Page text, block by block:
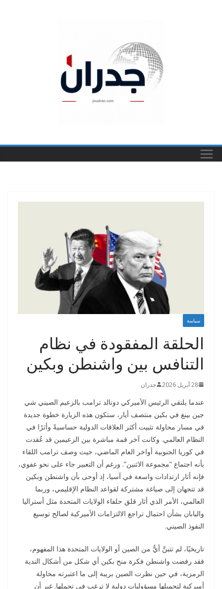
سياسة
الحلقة المفقودة في نظام
التنافس بين واشنطن وبكين
28 أبريل 2026 جدران
عندما يلتقي الرئيس الأميركي دونالد ترامب بالزعيم الصيني شي
جين بينغ في بكين منتصف أيار، ستكون هذه الزيارة خطوة جديدة
في مسار محاولة تثبيت أكثر العلاقات الدولية حساسيةً وأثرًا في
النظام العالمي. وكانت آخر قمة مباشرة بين الزعيمين قد عُقدت
في كوريا الجنوبية أواخر العام الماضي، حيث وصف ترامب اللقاء
بأنه اجتماع “مجموعة الاثنين”. ورغم أن التعبير جاء على نحو عفوي،
فإنه أثار ارتدادات واسعة في آسيا، إذ أوحى بأن واشنطن وبكين
قد تتجهان إلى صياغة مشتركة لقواعد النظام الإقليمي، وربما
العالمي، الأمر الذي أثار قلق حلفاء الولايات المتحدة مثل أستراليا
واليابان بشأن احتمال تراجع الالتزامات الأميركية لصالح توسيع
النفوذ الصيني.
تاريخيًا، لم تتبنَّ أيٌّ من الصين أو الولايات المتحدة هذا المفهوم،
فقد رفضت واشنطن فكرة منح بكين أي شكل من أشكال الندية
الرمزية، في حين نظرت الصين بريبة إلى ما اعتبرته محاولة
أميركية لتحميلها مسؤوليات دولية لا ترغب في تحملها. غير أن